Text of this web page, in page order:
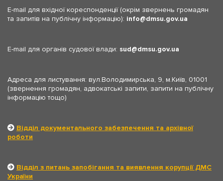
E-mail для вхідної кореспонденції (окрім звернень громадян
та запитів на публічну інформацію): info dmsu.gov.ua
E-mail для органів судової влади: sud dmsu.gov.ua
Адреса для листування: вул.Володимирська, 9, м.Київ, 01001
(звернення громадян, адвокатські запити, запити на публічну
інформацію тощо)
Відділ документального забезпечення та архівної
роботи
Відділ з питань запобігання та виявлення корупції ДМС
України